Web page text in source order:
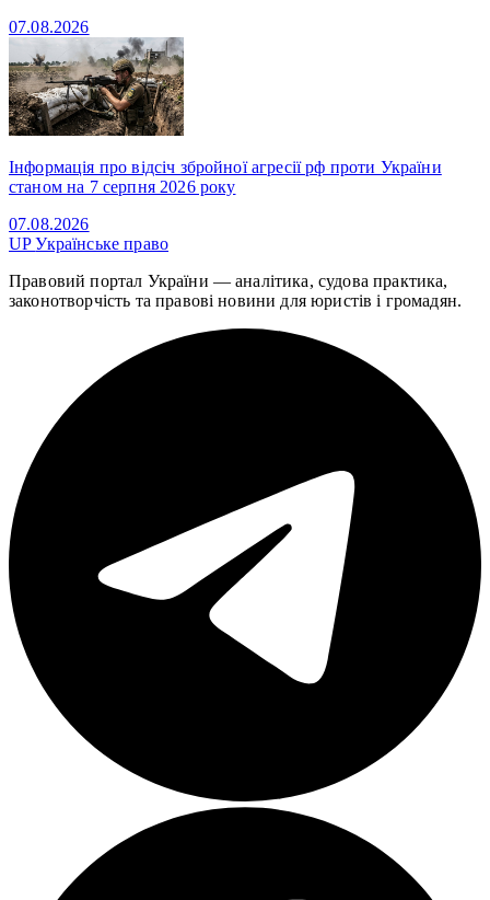
07.08.2026
Інформація про відсіч збройної агресії рф проти України
станом на 7 серпня 2026 року
07.08.2026
UPУкраїнське право
Правовий портал України — аналітика, судова практика,
законотворчість та правові новини для юристів і громадян.